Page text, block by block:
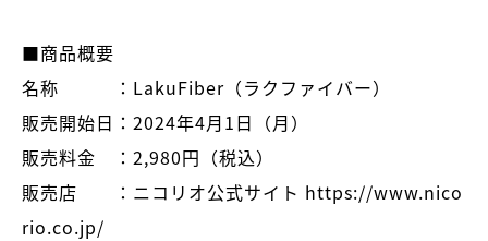
■商品概要
名称 ：LakuFiber（ラクファイバー）
販売開始日：2024年4月1日（月）
販売料金 ：2,980円（税込）
販売店 ：ニコリオ公式サイト https://www.nico
rio.co.jp/